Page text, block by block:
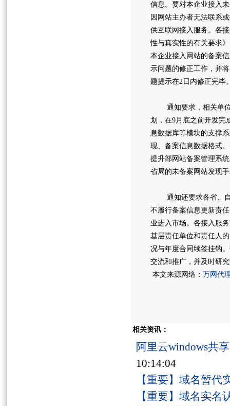
信息。要对本企业接入
因网站主办者无法联系
供互联网接入服务。各
性与真实性的有关要求
本企业接入网站的备案
示问题的修正工作，并
题提示在2日内修正完毕
通知要求，相关单位
划，在9月底之前开发完
息数据库等模块的支撑
现、备案信息数据格式
提升部网站备案管理系
省局的未备案网站发现
通知还要求各省、自
不履行备案信息更新责
业进入市场。各接入服
基层责任单位和责任人
况与年度合同续签挂钩
交流和推广，并及时研
本文来源网络： 万网代
相关资讯：
阿里云windows共
10:14:04
【重要】域名暂代
【重要】域名实名